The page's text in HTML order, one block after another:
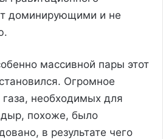
доминирующими и не
массивной пары этот
Огромное
газа, необходимых для
похоже, было
в результате чего